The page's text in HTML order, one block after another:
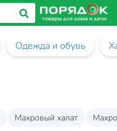
Одежда и обувь
Махровый халат